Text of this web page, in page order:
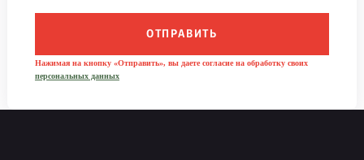
ОТПРАВИТЬ
Нажимая на кнопку «Отправить», вы даете согласие на обработку своих
персональных данных